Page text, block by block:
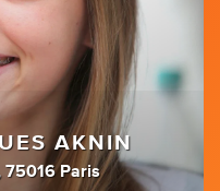
AKNIN
75016 Paris